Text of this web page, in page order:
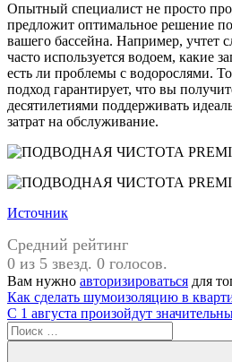
Опытный специалист не просто
предложит оптимальное решение
вашего бассейна. Например, учтет
часто используется водоем, какие
есть ли проблемы с водорослями.
подход гарантирует, что вы
десятилетиями поддерживать
затрат на обслуживание.
Источник
Средний рейтинг
0 из 5 звезд. 0 голосов.
Вам нужно авторизироваться для
Навигация
по
записям
Предыдущая
запись:
Как сделать шумоизоляцию в
Следующая
запись:
С 1 августа произойдут
Поиск
для: